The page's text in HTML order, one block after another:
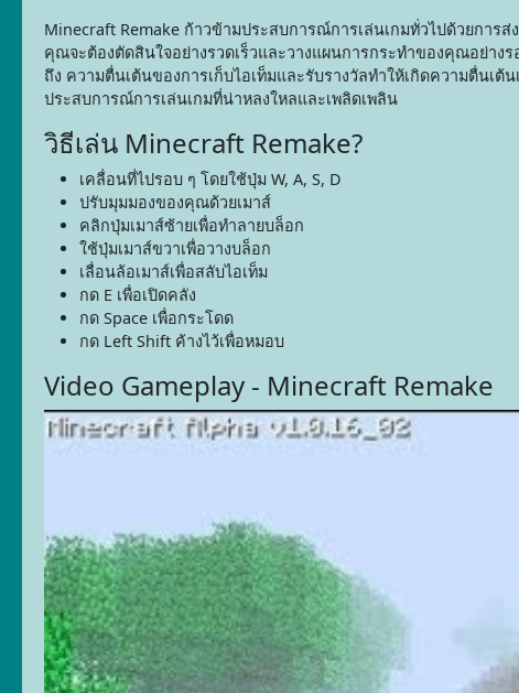
Minecraft Remake ก้าวข้ามประสบการณ์การเล่นเกมทั่วไปด้วยกา
คุณจะต้องตัดสินใจอย่างรวดเร็วและวางแผนการกระทำของคุณอย่าง
ถึง ความตื่นเต้นของการเก็บไอเท็มและรับรางวัลทำให้เกิดความตื่นเ
ประสบการณ์การเล่นเกมที่น่าหลงใหลและเพลิดเพลิน
วิธีเล่น Minecraft Remake?
เคลื่อนที่ไปรอบ ๆ โดยใช้ปุ่ม W, A, S, D
ปรับมุมมองของคุณด้วยเมาส์
คลิกปุ่มเมาส์ซ้ายเพื่อทำลายบล็อก
ใช้ปุ่มเมาส์ขวาเพื่อวางบล็อก
เลื่อนล้อเมาส์เพื่อสลับไอเท็ม
กด E เพื่อเปิดคลัง
กด Space เพื่อกระโดด
กด Left Shift ค้างไว้เพื่อหมอบ
Video Gameplay - Minecraft Remake